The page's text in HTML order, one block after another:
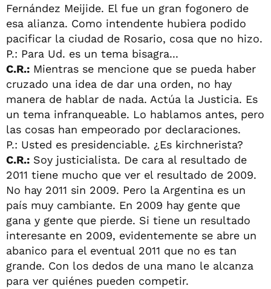
Fernández Meijide. El fue un gran fogonero de
esa alianza. Como intendente hubiera podido
pacificar la ciudad de Rosario, cosa que no hizo.
P.: Para Ud. es un tema bisagra...
C.R.: Mientras se mencione que se pueda haber
cruzado una idea de dar una orden, no hay
manera de hablar de nada. Actúa la Justicia. Es
un tema infranqueable. Lo hablamos antes, pero
las cosas han empeorado por declaraciones.
P.: Usted es presidenciable. ¿Es kirchnerista?
C.R.: Soy justicialista. De cara al resultado de
2011 tiene mucho que ver el resultado de 2009.
No hay 2011 sin 2009. Pero la Argentina es un
país muy cambiante. En 2009 hay gente que
gana y gente que pierde. Si tiene un resultado
interesante en 2009, evidentemente se abre un
abanico para el eventual 2011 que no es tan
grande. Con los dedos de una mano le alcanza
para ver quiénes pueden competir.